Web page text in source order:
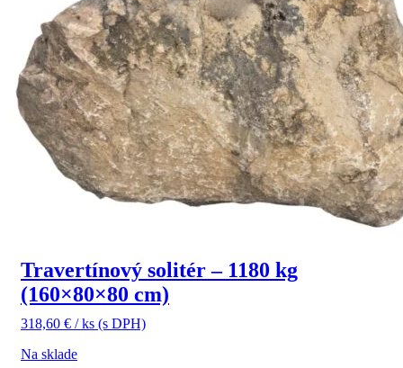
Travertínový solitér – 1180 kg
(160×80×80 cm)
318,60 € / ks (s DPH)
Na sklade